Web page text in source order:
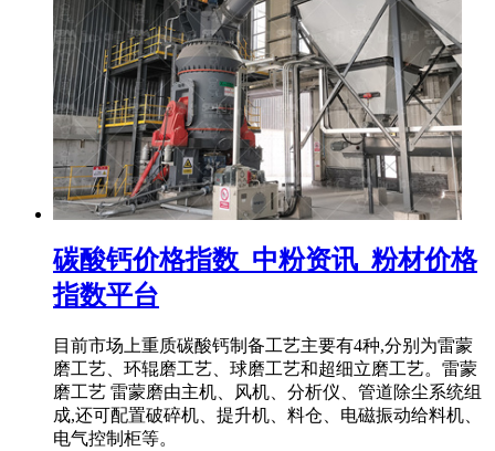
碳酸钙价格指数_中粉资讯_粉材价格
指数平台
目前市场上重质碳酸钙制备工艺主要有4种,分别为雷蒙
磨工艺、环辊磨工艺、球磨工艺和超细立磨工艺。雷蒙
磨工艺 雷蒙磨由主机、风机、分析仪、管道除尘系统组
成,还可配置破碎机、提升机、料仓、电磁振动给料机、
电气控制柜等。